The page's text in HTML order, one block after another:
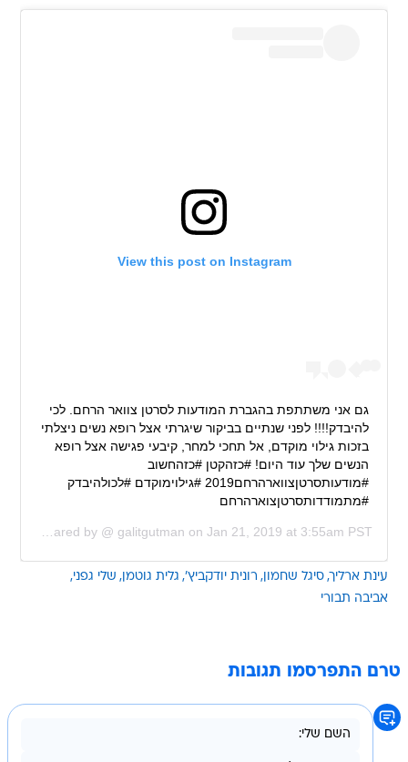
View this post on Instagram
גם אני משתתפת בהגברת המודעות לסרטן צוואר הרחם. לכי
להיבדק!!!! לפני שנתיים בביקור שיגרתי אצל רופא נשים ניצלתי
בזכות גילוי מוקדם, אל תחכי למחר, קיבעי פגישה אצל רופא
הנשים שלך עוד היום! #כזהקטן #כזהחשוב
#מודעותסרטןצווארהרחם2019 #גילוימוקדם #לכולהיבדק
#מתמודדותסרטןצוארהרחם
galitgutman on Jan 21, 2019 at 3:55am PST
עינת ארליך סיגל שחמון רונית יודקביץ' גלית גוטמן שלי גפני
אביבה תבורי
טרם התפרסמו תגובות